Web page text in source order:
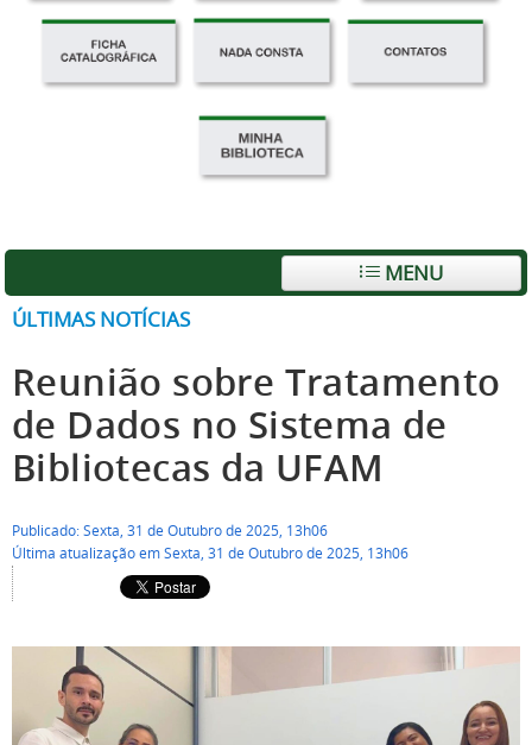
MENU
ÚLTIMAS NOTÍCIAS
Reunião sobre Tratamento
de Dados no Sistema de
Bibliotecas da UFAM
Publicado: Sexta, 31 de Outubro de 2025, 13h06
Última atualização em Sexta, 31 de Outubro de 2025, 13h06